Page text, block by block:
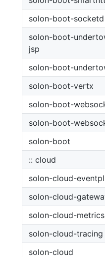
solon-boot-socketd
solon-boot-
jsp
solon-boot-
solon-boot-vertx
solon-boot-
solon-boot-
solon-boot
:: cloud
solon-cloud-
solon-cloud-
solon-cloud-metrics
solon-cloud-tracing
solon-cloud